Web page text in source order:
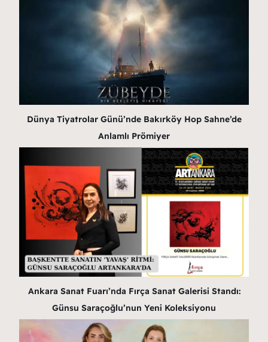
Dünya Tiyatrolar Günü’nde Bakırköy Hop Sahne’de
Anlamlı Prömiyer
Ankara Sanat Fuarı’nda Fırça Sanat Galerisi Standı:
Günsu Saraçoğlu’nun Yeni Koleksiyonu